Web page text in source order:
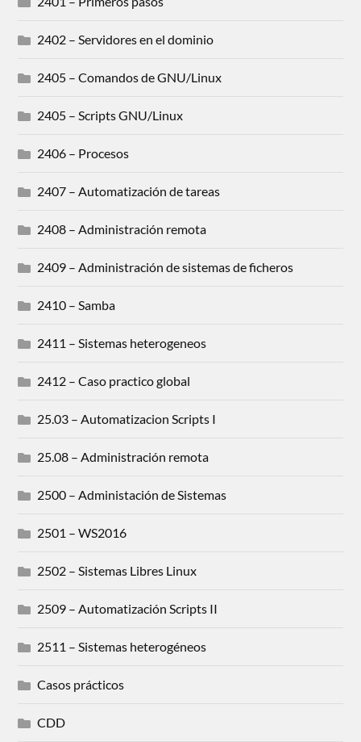
2402 – Servidores en el dominio
2405 – Comandos de GNU/Linux
2405 – Scripts GNU/Linux
2406 – Procesos
2407 – Automatización de tareas
2408 – Administración remota
2409 – Administración de sistemas de ficheros
2410 – Samba
2411 – Sistemas heterogeneos
2412 – Caso practico global
25.03 – Automatizacion Scripts I
25.08 – Administración remota
2500 – Administación de Sistemas
2501 – WS2016
2502 – Sistemas Libres Linux
2509 – Automatización Scripts II
2511 – Sistemas heterogéneos
Casos prácticos
CDD